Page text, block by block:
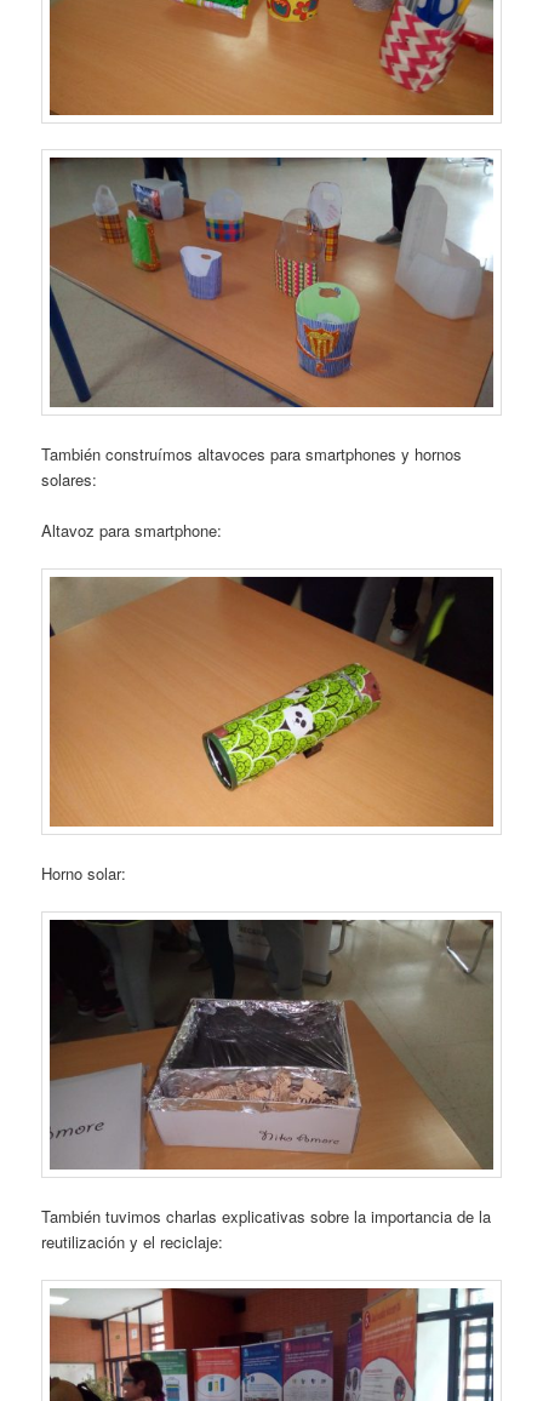
También construímos altavoces para smartphones y hornos
solares:
Altavoz para smartphone:
Horno solar:
También tuvimos charlas explicativas sobre la importancia de la
reutilización y el reciclaje: